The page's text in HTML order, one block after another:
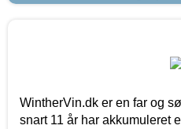
WintherVin.dk er en far og
snart 11 år har akkumuleret